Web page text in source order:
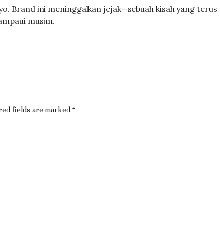
Brand ini meninggalkan jejak—sebuah kisah yang terus
musim.
fields are marked *